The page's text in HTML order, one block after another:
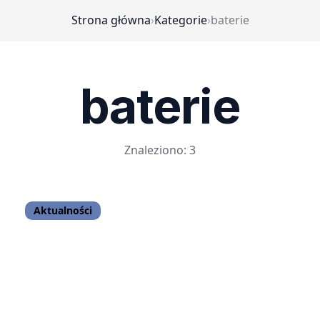
Strona główna›Kategorie›baterie
baterie
Znaleziono: 3
Aktualności